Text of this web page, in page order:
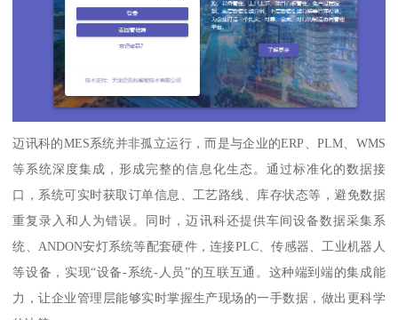
迈讯科的MES系统并非孤立运行，而是与企业的ERP、PLM、WMS
等系统深度集成，形成完整的信息化生态。通过标准化的数据接
口，系统可实时获取订单信息、工艺路线、库存状态等，避免数据
重复录入和人为错误。同时，迈讯科还提供车间设备数据采集系
统、ANDON安灯系统等配套硬件，连接PLC、传感器、工业机器人
等设备，实现“设备-系统-人员”的互联互通。这种端到端的集成能
力，让企业管理层能够实时掌握生产现场的一手数据，做出更科学